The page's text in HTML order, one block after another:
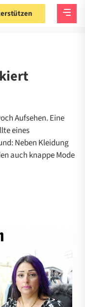
Aufsehen. Eine
eines
Neben Kleidung
auch knappe Mode